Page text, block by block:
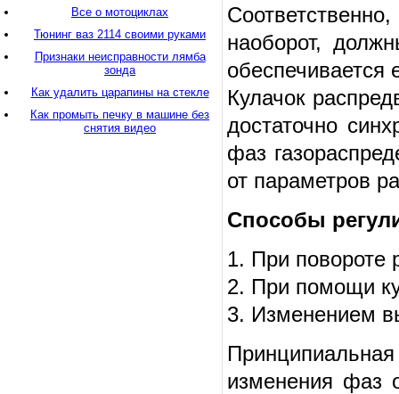
наоборот,
обеспечивается
Кулачок
достаточно
фаз
от параметров
Способы
1. При повороте
2. При помощи
3. Изменением
изменения фаз
Все о мотоциклах
Тюнинг ваз 2114 своими руками
Признаки неисправности лямба
зонда
Как удалить царапины на стекле
Как промыть печку в машине без
снятия видео